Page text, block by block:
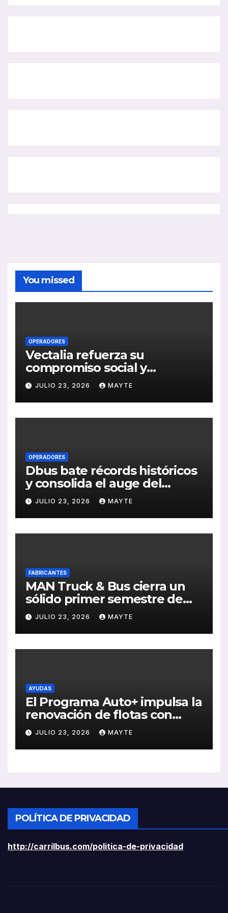
You missed
OPERADORES
Vectalia refuerza su
compromiso social y
medioambiental con la
publicación de su Memoria
de RSC 2025
JULIO 23, 2026 MAYTE
OPERADORES
Dbus bate récords históricos
y consolida el auge del
transporte público en San
Sebastián
JULIO 23, 2026 MAYTE
FABRICANTES
MAN Truck & Bus cierra un
sólido primer semestre de
2026 con crecimiento en
ventas, pedidos y
rentabilidad
JULIO 23, 2026 MAYTE
AYUDAS
El Programa Auto+ impulsa la
renovación de flotas con
ayudas a vehículos eléctricos
ligeros
JULIO 23, 2026 MAYTE
POLÍTICA DE PRIVACIDAD
http://carrilbus.com/politica-de-privacidad